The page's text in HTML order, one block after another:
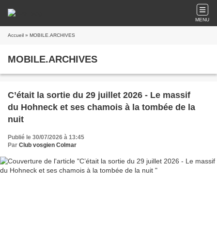
MENU
Accueil » MOBILE.ARCHIVES
MOBILE.ARCHIVES
C’était la sortie du 29 juillet 2026 - Le massif
du Hohneck et ses chamois à la tombée de la
nuit
Publié le 30/07/2026 à 13:45
Par Club vosgien Colmar